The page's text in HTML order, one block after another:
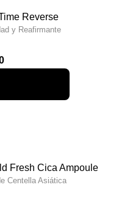
Reverse
y Reafirmante
Fresh Cica Ampoule
Centella Asiática